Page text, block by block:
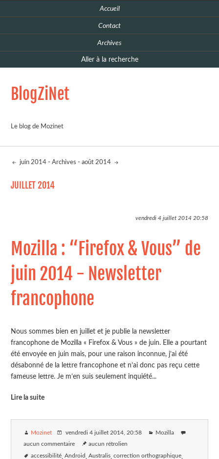
Accueil
Contact
Archives
Aller à la recherche
BlogZiNet
Le blog de Mozinet
juin 2014 -Archives -août 2014
JUILLET 2014
vendredi 4 juillet 201420:58
Mozilla : “Firefox & Vous” de
juin 2014 - Newsletter
francophone
Nous sommes bien en juillet et je publie la newsletter
francophone de Mozilla « Firefox & Vous » de juin. Elle a pourtant
été envoyée en juin mais, pour une raison inconnue, j’ai été
désabonné de la lettre francophone et n’ai donc pas reçu cette
fameuse lettre. Je m’en suis seulement inquiété...
Lire la suite
Mozinet vendredi 4 juillet 2014 , 20:58 Mozilla
aucun commentaire aucun rétrolien
accessibilité Android Australis correction orthographique